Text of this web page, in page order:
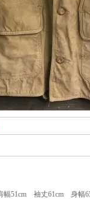
51cm 袖丈61cm 身幅